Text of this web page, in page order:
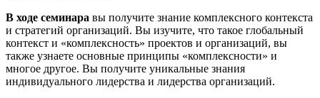
В ходе семинара вы получите знание комплексного контекста
и стратегий организаций. Вы изучите, что такое глобальный
контекст и «комплексность» проектов и организаций, вы
также узнаете основные принципы «комплексности» и
многое другое. Вы получите уникальные знания
индивидуального лидерства и лидерства организаций.